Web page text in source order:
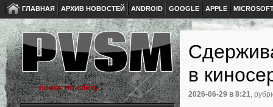
ГЛАВНАЯ АРХИВ НОВОСТЕЙ ANDROID GOOGLE APPLE
в
2026-06-29 в 8:21,